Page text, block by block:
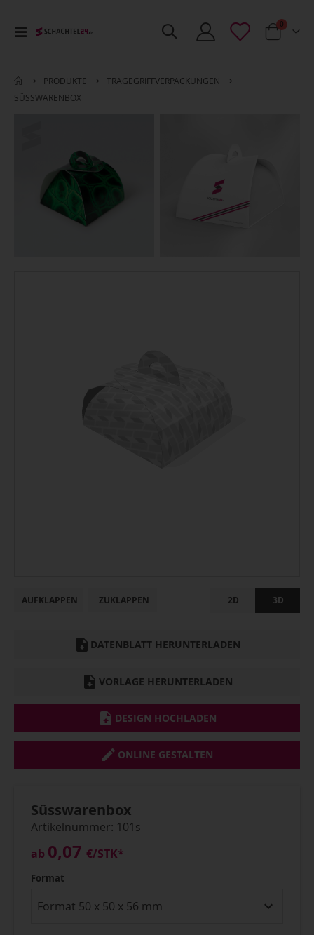
Toggle
Cart
0 Artikel
PRODUKTE
TRAGEGRIFF­VERPACKUNGEN
SÜSSWARENBOX
AUFKLAPPEN ZUKLAPPEN 2D 3D
DATENBLATT HERUNTERLADEN
VORLAGE HERUNTERLADEN
DESIGN HOCHLADEN
ONLINE GESTALTEN
Süsswarenbox
Artikelnummer: 101s
ab 0,07 €/STK*
Format